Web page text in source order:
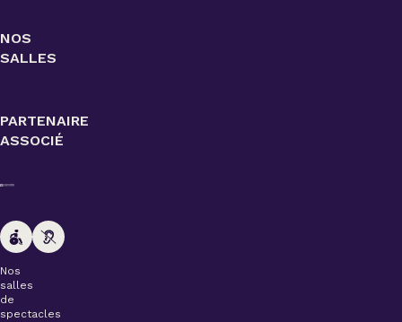
NOS
SALLES
PARTENAIRE
ASSOCIÉ
Nos
salles
de
spectacles